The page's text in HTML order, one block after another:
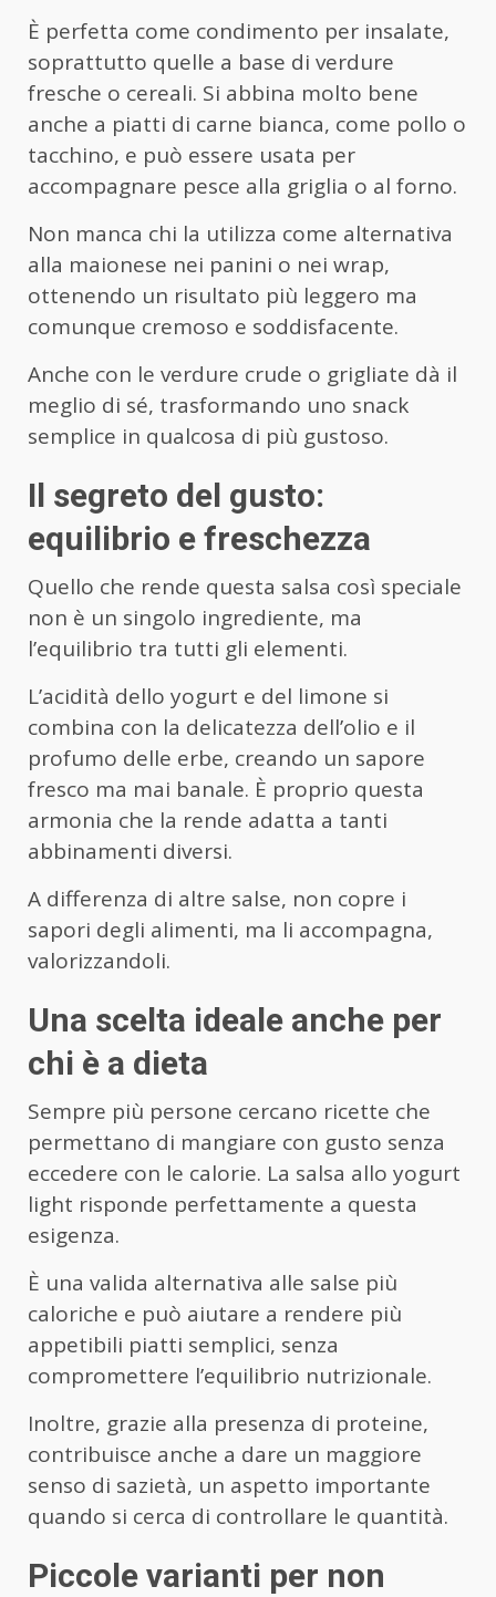
È perfetta come condimento per insalate,
soprattutto quelle a base di verdure
fresche o cereali. Si abbina molto bene
anche a piatti di carne bianca, come pollo o
tacchino, e può essere usata per
accompagnare pesce alla griglia o al forno.
Non manca chi la utilizza come alternativa
alla maionese nei panini o nei wrap,
ottenendo un risultato più leggero ma
comunque cremoso e soddisfacente.
Anche con le verdure crude o grigliate dà il
meglio di sé, trasformando uno snack
semplice in qualcosa di più gustoso.
Il segreto del gusto:
equilibrio e freschezza
Quello che rende questa salsa così speciale
non è un singolo ingrediente, ma
l’equilibrio tra tutti gli elementi.
L’acidità dello yogurt e del limone si
combina con la delicatezza dell’olio e il
profumo delle erbe, creando un sapore
fresco ma mai banale. È proprio questa
armonia che la rende adatta a tanti
abbinamenti diversi.
A differenza di altre salse, non copre i
sapori degli alimenti, ma li accompagna,
valorizzandoli.
Una scelta ideale anche per
chi è a dieta
Sempre più persone cercano ricette che
permettano di mangiare con gusto senza
eccedere con le calorie. La salsa allo yogurt
light risponde perfettamente a questa
esigenza.
È una valida alternativa alle salse più
caloriche e può aiutare a rendere più
appetibili piatti semplici, senza
compromettere l’equilibrio nutrizionale.
Inoltre, grazie alla presenza di proteine,
contribuisce anche a dare un maggiore
senso di sazietà, un aspetto importante
quando si cerca di controllare le quantità.
Piccole varianti per non